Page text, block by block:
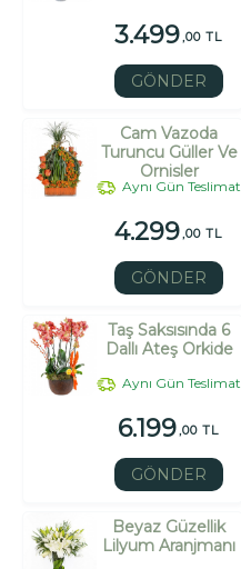
3.499,00 TL
GÖNDER
Cam Vazoda
Turuncu Güller Ve
Ornisler
Aynı Gün Teslimat
4.299,00 TL
GÖNDER
Taş Saksısında 6
Dallı Ateş Orkide
Aynı Gün Teslimat
6.199,00 TL
GÖNDER
Beyaz Güzellik
Lilyum Aranjmanı